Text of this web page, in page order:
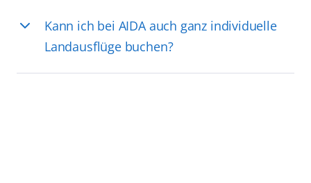
Kann ich bei AIDA auch ganz individuelle
Landausflüge buchen?